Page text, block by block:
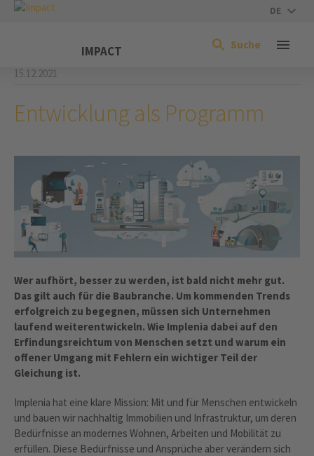
DE
IMPACT Suche
15.12.2021
Entwicklung als Programm
Wer aufhört, besser zu werden, ist bald nicht mehr gut.
Das gilt auch für die Baubranche. Um kommenden Trends
erfolgreich zu begegnen, müssen sich Unternehmen
laufend weiterentwickeln. Wie Implenia dabei auf den
Erfindungsreichtum von Menschen setzt und warum ein
offener Umgang mit Fehlern ein wichtiger Teil der
Gleichung ist.
Implenia hat eine klare Mission: Mit und für Menschen entwickeln
und bauen wir nachhaltig Immobilien und Infrastruktur, um deren
Bedürfnisse an modernes Wohnen, Arbeiten und Mobilität zu
erfüllen. Diese Bedürfnisse und Ansprüche aber verändern sich